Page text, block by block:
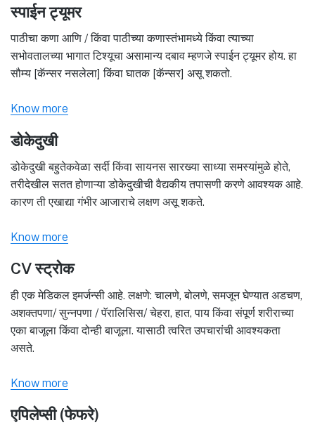
स्पाईन ट्यूमर
पाठीचा कणा आणि / किंवा पाठीच्या कणास्तंभामध्ये किंवा त्याच्या
सभोवतालच्या भागात टिश्यूचा असामान्य दबाव म्हणजे स्पाईन ट्यूमर होय. हा
सौम्य [कॅन्सर नसलेला] किंवा घातक [कॅन्सर] असू शकतो.
Know more
डोकेदुखी
डोकेदुखी बहुतेकवेळा सर्दी किंवा सायनस सारख्या साध्या समस्यांमुळे होते,
तरीदेखील सतत होणाऱ्या डोकेदुखीची वैद्यकीय तपासणी करणे आवश्यक आहे.
कारण ती एखाद्या गंभीर आजाराचे लक्षण असू शकते.
Know more
CV स्ट्रोक
ही एक मेडिकल इमर्जन्सी आहे. लक्षणे: चालणे, बोलणे, समजून घेण्यात अडचण,
अशक्तपणा/ सुन्नपणा / पॅरालिसिस/ चेहरा, हात, पाय किंवा संपूर्ण शरीराच्या
एका बाजूला किंवा दोन्ही बाजूला. यासाठी त्वरित उपचारांची आवश्यकता
असते.
Know more
एपिलेप्सी (फेफरे)